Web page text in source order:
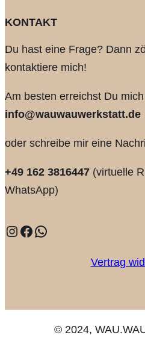
KONTAKT
Du hast eine Frage? Dann
kontaktiere mich!
Am besten erreichst Du
info@wauwauwerkstatt.de
oder schreibe mir eine
+49 162 3816447 (virtuelle
WhatsApp)
Instagram Facebook WhatsApp
Vertrag
© 2024,